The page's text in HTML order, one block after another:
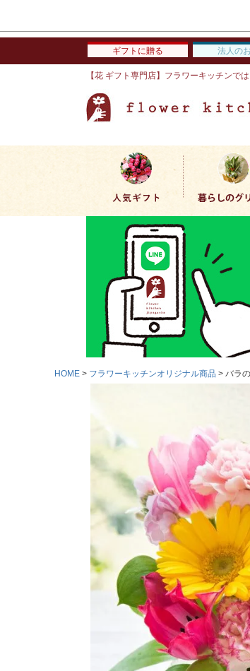
ギフトに贈る 法人の
【花 ギフト専門店】フラワーキッチンで
HOME フラワーキッチンオリジナル商品 バラ